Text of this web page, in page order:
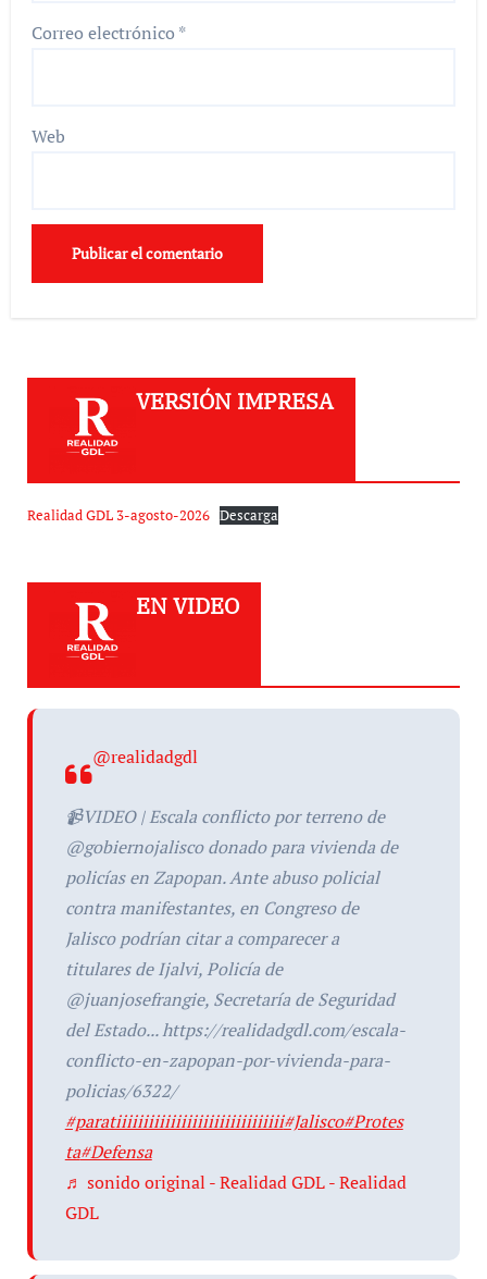
Correo electrónico *
Web
VERSIÓN IMPRESA
Realidad GDL 3-agosto-2026 Descarga
EN VIDEO
@realidadgdl
📹VIDEO | Escala conflicto por terreno de
@gobiernojalisco donado para vivienda de
policías en Zapopan. Ante abuso policial
contra manifestantes, en Congreso de
Jalisco podrían citar a comparecer a
titulares de Ijalvi, Policía de
@juanjosefrangie, Secretaría de Seguridad
del Estado... https://realidadgdl.com/escala-
conflicto-en-zapopan-por-vivienda-para-
policias/6322/
#paratiiiiiiiiiiiiiiiiiiiiiiiiiiiiiii#Jalisco#Protes
ta#Defensa
♬ sonido original - Realidad GDL - Realidad
GDL